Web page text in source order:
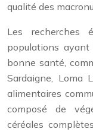
qualité des
Les recherches
populations
bonne santé,
Sardaigne, Loma
alimentaires
composé de
céréales